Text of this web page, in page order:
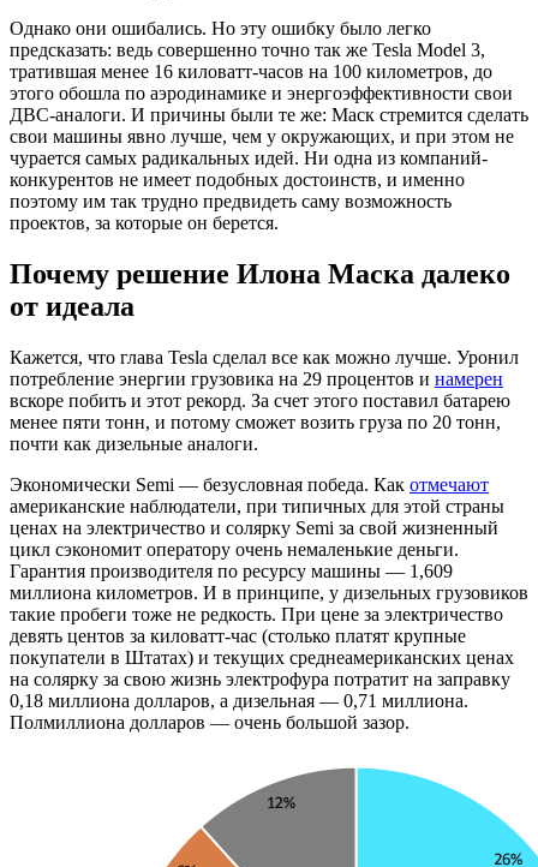
Однако они ошибались. Но эту ошибку было легко
предсказать: ведь совершенно точно так же Tesla Model 3,
тратившая менее 16 киловатт-часов на 100 километров, до
этого обошла по аэродинамике и энергоэффективности свои
ДВС-аналоги. И причины были те же: Маск стремится сделать
свои машины явно лучше, чем у окружающих, и при этом не
чурается самых радикальных идей. Ни одна из компаний-
конкурентов не имеет подобных достоинств, и именно
поэтому им так трудно предвидеть саму возможность
проектов, за которые он берется.
Почему решение Илона Маска далеко
от идеала
Кажется, что глава Tesla сделал все как можно лучше. Уронил
потребление энергии грузовика на 29 процентов и намерен
вскоре побить и этот рекорд. За счет этого поставил батарею
менее пяти тонн, и потому сможет возить груза по 20 тонн,
почти как дизельные аналоги.
Экономически Semi — безусловная победа. Как отмечают
американские наблюдатели, при типичных для этой страны
ценах на электричество и солярку Semi за свой жизненный
цикл сэкономит оператору очень немаленькие деньги.
Гарантия производителя по ресурсу машины — 1,609
миллиона километров. И в принципе, у дизельных грузовиков
такие пробеги тоже не редкость. При цене за электричество
девять центов за киловатт-час (столько платят крупные
покупатели в Штатах) и текущих среднеамериканских ценах
на солярку за свою жизнь электрофура потратит на заправку
0,18 миллиона долларов, а дизельная — 0,71 миллиона.
Полмиллиона долларов — очень большой зазор.